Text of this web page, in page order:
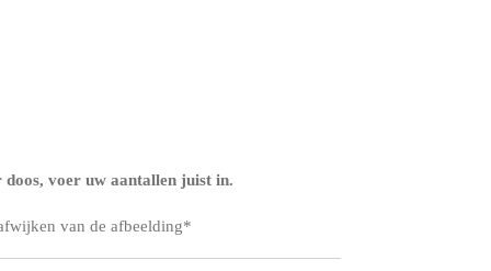
voer uw aantallen juist in.
van de afbeelding*